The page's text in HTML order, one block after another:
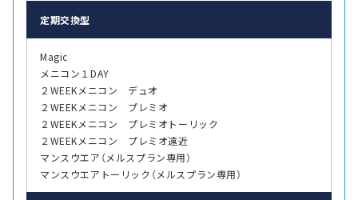
定期交換型
Magic
メニコン１DAY
２WEEKメニコン デュオ
２WEEKメニコン プレミオ
２WEEKメニコン プレミオトーリック
２WEEKメニコン プレミオ遠近
マンスウエア（メルスプラン専用）
マンスウエアトーリック（メルスプラン専用）